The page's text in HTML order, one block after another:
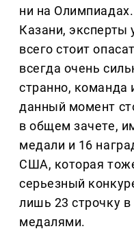
ни на
Казани, эксперты
всего стоит
всегда очень
странно, команда
данный момент
в общем зачете,
медали и 16
США, которая
серьезный
лишь 23 строчку
медалями.